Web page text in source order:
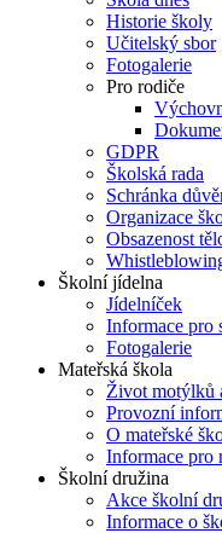
Historie školy
Učitelský sbor
Fotogalerie
Pro rodiče
GDPR
Školská rada
Schránka
Organizace
Obsazenost
Školní jídelna
Jídelníček
Informace pro
Fotogalerie
Mateřská škola
Život motýlků
Provozní
O mateřské
Informace pro
Školní družina
Akce školní
Informace o